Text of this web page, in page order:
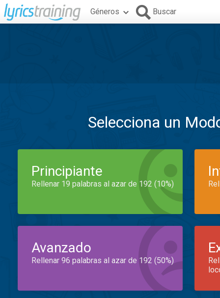
Géneros Buscar
Selecciona un
Principiante
Rellenar 19 palabras al azar de 192 (10%)
Avanzado
Rellenar 96 palabras al azar de 192 (50%)